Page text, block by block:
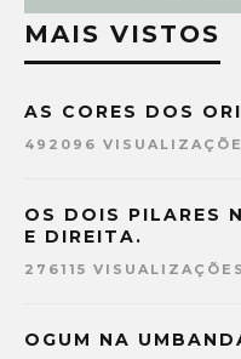
MAIS VISTOS
AS CORES DOS
492096
OS DOIS PILARES
E DIREITA.
276115 VISUALIZAÇÕES
OGUM NA